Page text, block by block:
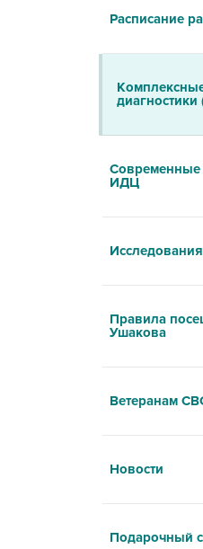
Расписание
диагностики
Современные
ИДЦ
Правила
Ушакова
Ветеранам
Новости
Подарочный